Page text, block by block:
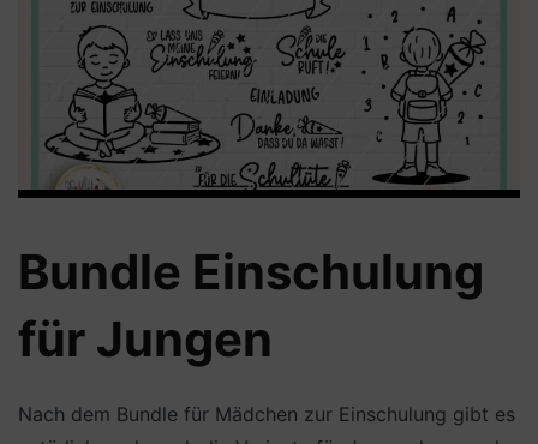
Bundle Einschulung
für Jungen
Nach dem Bundle für Mädchen zur Einschulung gibt es